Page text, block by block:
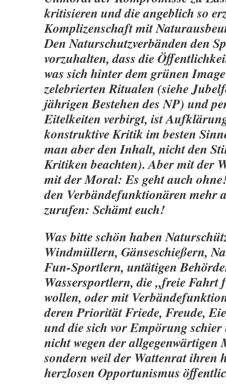
kritisieren und die angeblich so
Komplizenschaft mit
Den Naturschutzverbänden den
vorzuhalten, dass die
was sich hinter dem grünen
zelebrierten Ritualen (siehe
jährigen Bestehen des NP) und
Eitelkeiten verbirgt, ist
konstruktive Kritik im besten
man aber den Inhalt, nicht den
Kritiken beachten). Aber mit der
mit der Moral: Es geht auch
den Verbändefunktionären mehr
zurufen: Schämt euch!
Was bitte schön haben
Windmüllern, Gänseschießern,
Fun-Sportlern, untätigen
Wassersportlern, die „freie
wollen, oder mit
deren Priorität Friede, Freude,
und die sich vor Empörung schier
nicht wegen der allgegenwärtigen
sondern weil der Wattenrat ihren
herzlosen Opportunismus